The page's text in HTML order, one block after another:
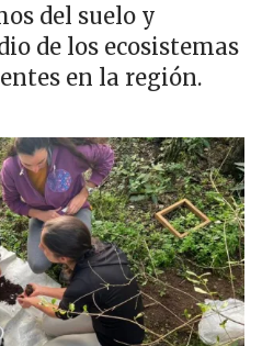
del suelo y
de los ecosistemas
en la región.